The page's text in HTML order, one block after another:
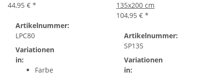
44,95 € *
Artikelnummer:
LPC80
Variationen
in:
Farbe
135x200 cm
104,95 € *
Artikelnummer:
SP135
Variationen
in: